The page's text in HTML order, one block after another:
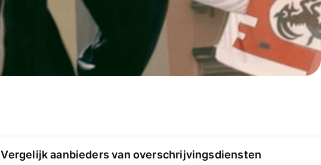
Vergelijk aanbieders van overschrijvingsdiensten